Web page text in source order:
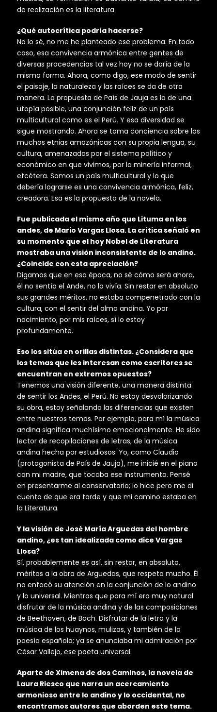
de realización es la literatura.
¿Qué autocrítica podría hacerse?
No lo sé, no me he planteado ese problema. En todo
caso, esa convivencia armónica entre gentes de
diversas procedencias tal vez hoy no se daría de la
misma forma. Ahora, como digo, ese modo de sentir
el paisaje, la naturaleza y las raíces se da de otra
manera. La propuesta de País de Jauja es la de una
utopía posible, una conjunción feliz de un país
multicultural como es el Perú. Y esa diversidad se
sigue mostrando. Ahora se toma conciencia sobre las
muchas etnias amazónicas con su propia lengua, su
cultura, amenazadas por el sistema político y
económico en que vivimos, por la minería informal,
etcétera. Somos un país multicultural y lo que
debería lograrse es una convivencia armónica, feliz,
creadora. Esa es la propuesta de la novela.
Fue publicada el mismo año que Lituma en los
andes, de Mario Vargas Llosa. La crítica señaló en
su momento que el hoy Nobel de Literatura
mostraba una visión inconsistente de lo andino.
¿Coincide con esta apreciación?
Digamos que en esa época, no sé cómo será ahora,
él no sentía el Ande, no lo vivía. Sin restar en absoluto
sus grandes méritos, no estaba compenetrado con la
cultura, con el sentir del alma andina. Yo por
nacimiento, por mis raíces, sí lo estoy
profundamente.
Eso los sitúa en orillas distintas. ¿Considera que
los temas que les interesan como escritores se
encuentran en extremos opuestos?
Tenemos una visión diferente, una manera distinta
de sentir los Andes, el Perú. No estoy desvalorizando
su obra, estoy señalando las diferencias que existen
entre nuestros temas. Por ejemplo, para mí la música
andina significa muchísimo emocionalmente. He sido
lector de recopilaciones de letras, de la música
andina hecha por estudiosos. Yo, como Claudio
(protagonista de País de Jauja), me inicié en el piano
con mi madre, que tocaba ese instrumento. Pensé
en presentarme al conservatorio; lo hice pero me di
cuenta de que era tarde y que mi camino estaba en
la Literatura.
Y la visión de José María Arguedas del hombre
andino, ¿es tan idealizada como dice Vargas
Llosa?
Sí, probablemente es así, sin restar, en absoluto,
méritos a la obra de Arguedas, que respeto mucho. Él
no enfocó su atención en la conjunción de lo andino
y lo universal. Mientras que para mí era muy natural
disfrutar de la música andina y de las composiciones
de Beethoven, de Bach. Disfrutar de la letra y la
música de los huaynos, mulizas, y también de la
poesía española; ya se anunciaba mi admiración por
César Vallejo, ese poeta universal.
Aparte de Ximena de dos Caminos, la novela de
Laura Riesco que narra un acercamiento
armonioso entre lo andino y lo occidental, no
encontramos autores que aborden este tema.